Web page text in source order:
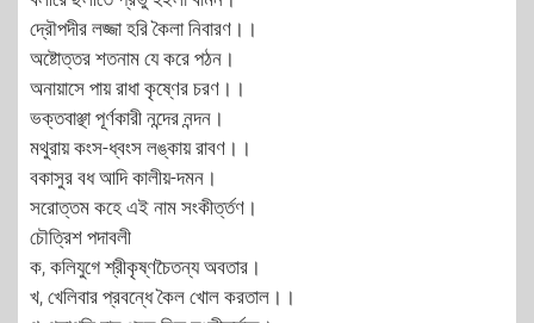
দ্রৌপদীর লজ্জা হরি কৈলা নিবারণ।।
অষ্টোত্তর শতনাম যে করে পঠন।
অনায়াসে পায় রাধা কৃষ্ণের চরণ।।
ভক্তবাঞ্ছা পূর্ণকারী নন্দের নন্দন।
মথুরায় কংস-ধ্বংস লঙ্কায় রাবণ।।
বকাসুর বধ আদি কালীয়-দমন।
সরোত্তম কহে এই নাম সংকীর্ত্তণ।
চৌত্রিশ পদাবলী
ক, কলিযুগে শ্রীকৃষ্ণচৈতন্য অবতার।
খ, খেলিবার প্রবন্ধে কৈল খোল করতাল।।